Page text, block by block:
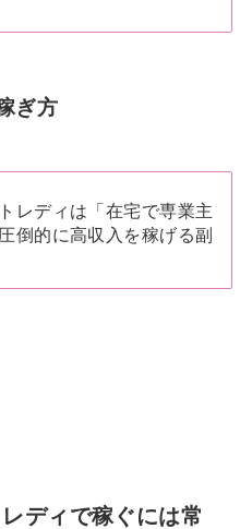
ぎ方
レディは「在宅で専業主
倒的に高収入を稼げる副
ディで稼ぐには常